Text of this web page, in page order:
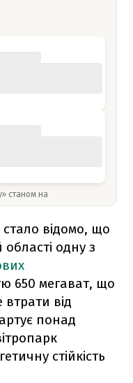
станом на
стало відомо, що
одну з
650 мегават, що
від
понад
стійкість